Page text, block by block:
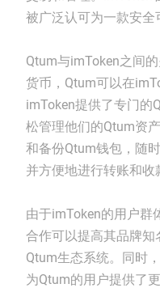
被广泛认可为一款安全
Qtum与imToken之间
货币，Qtum可以在
imToken提供了专门的
松管理他们的Qtum资
和备份Qtum钱包，随
并方便地进行转账和收
由于imToken的用户群
合作可以提高其品牌知
Qtum生态系统。同时
为Qtum的用户提供了